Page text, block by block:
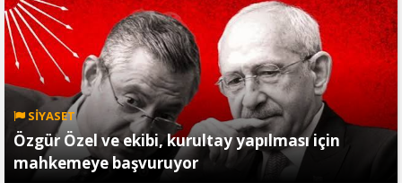
SİYASET
Özgür Özel ve ekibi, kurultay yapılması için
mahkemeye başvuruyor